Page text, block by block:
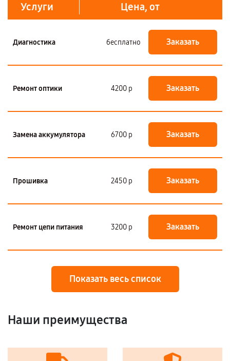
Услуги Цена, от
Диагностика бесплатно Заказать
Ремонт оптики 4200 р Заказать
Замена аккумулятора 6700 р Заказать
Прошивка 2450 р Заказать
Ремонт цепи питания 3200 р Заказать
Показать весь список
Наши преимущества